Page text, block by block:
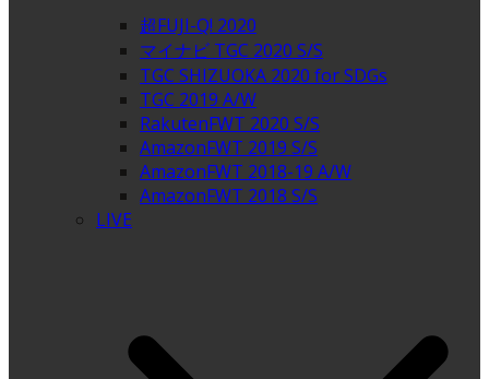
超FUJI-Q! 2020
マイナビ TGC 2020 S/S
TGC SHIZUOKA 2020 for SDGs
TGC 2019 A/W
RakutenFWT 2020 S/S
AmazonFWT 2019 S/S
AmazonFWT 2018-19 A/W
AmazonFWT 2018 S/S
LIVE